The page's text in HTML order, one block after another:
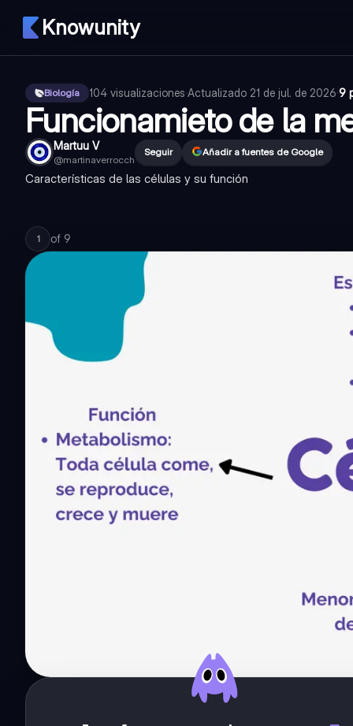
Knowunity
Biología 104 visualizaciones·Actualizado 21 de jul. de 2026·9
Funcionamieto de la
Martuu V
@martinaverrocch
Seguir Añadir a fuentes de Google
Características de las células y su función
1 of 9